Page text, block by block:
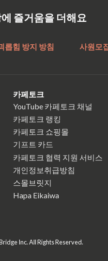
즐거움을 더해요
롭힘 방지 방침 사원모
카페토크
YouTube 카페토크 채널
카페토크 랭킹
카페토크 쇼핑몰
기프트 카드
카페토크 협력 지원 서비스
개인정보취급방침
스몰브릿지
Hapa Eikaiwa
Inc. All Rights Reserved.